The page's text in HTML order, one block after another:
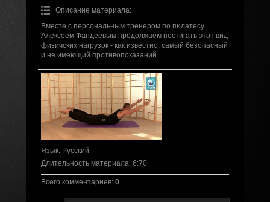
Описание материала:
Вместе с персональным тренером по пилатесу
Алексеем Фандеевым продолжаем постигать этот вид
физичских нагрузок - как известно, самый безопасный
и не имеющий противопоказаний.
Язык: Русский
Длительность материала: 6:70
Всего комментариев: 0